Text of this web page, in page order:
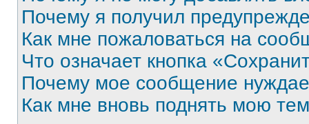
Почему я получил
Как мне пожаловаться на
Что означает кнопка
Почему мое сообщение
Как мне вновь поднять мою